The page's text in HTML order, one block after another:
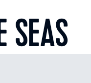
SEAS